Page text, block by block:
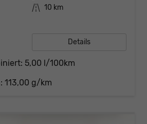
Kilometerstand 10 km
Details
5,00 l/100km
113,00 g/km